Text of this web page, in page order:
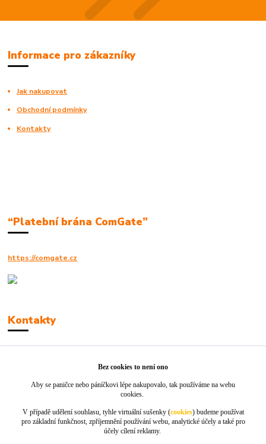
Informace pro zákazníky
Jak nakupovat
Obchodní podmínky
Kontakty
“Platební brána ComGate”
https://comgate.cz
Kontakty
info@jackie-shop.cz
Bez cookies to není ono
Aby se paničce nebo páníčkovi lépe nakupovalo, tak používáme na webu
cookies.
V případě udělení souhlasu, tyhle virtuální sušenky (cookies) budeme používat
pro základní funkčnost, zpříjemnění používání webu, analytické účely a také pro
účely cílení reklamy.